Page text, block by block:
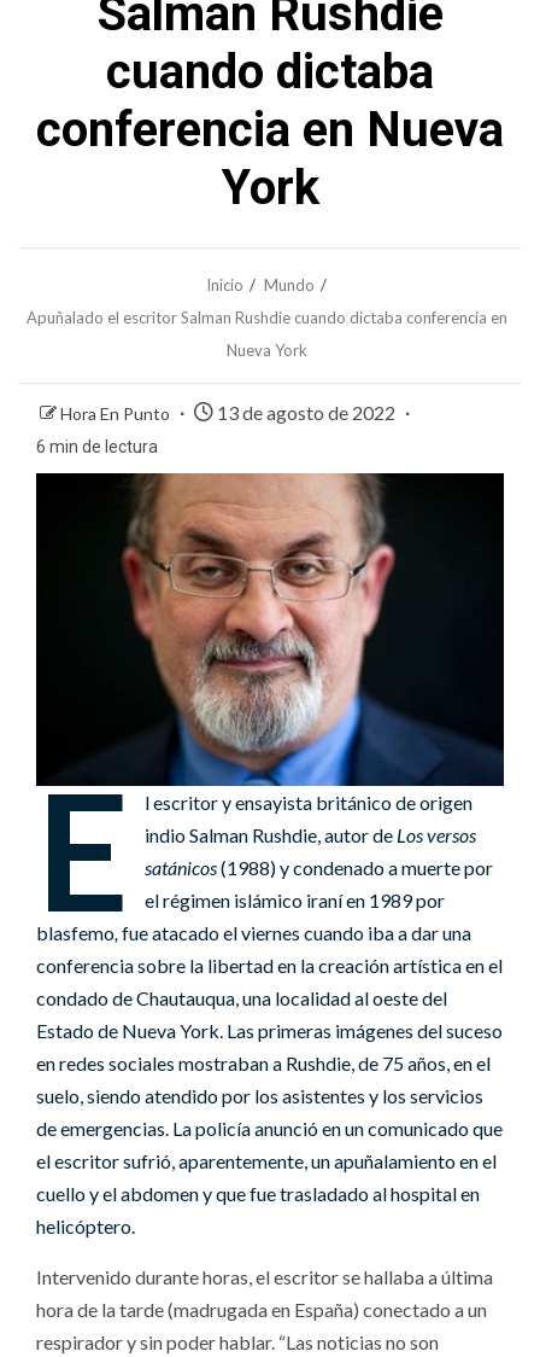
Salman Rushdie
cuando dictaba
conferencia en Nueva
York
Inicio
Mundo
Apuñalado el escritor Salman Rushdie cuando dictaba conferencia en
Nueva York
Hora En Punto 13 de agosto de 2022
6 min de lectura
E
l escritor y ensayista británico de origen
indio Salman Rushdie, autor de Los versos
satánicos(1988) y condenado a muerte por
el régimen islámico iraní en 1989 por
blasfemo,fue atacado el viernes cuando iba a dar una
conferencia sobre la libertad en la creación artística en el
condado de Chautauqua, una localidad al oeste del
Estado de Nueva York. Las primeras imágenes del suceso
en redes sociales mostraban a Rushdie, de 75 años, en el
suelo, siendo atendido por los asistentes y los servicios
de emergencias. La policía anunció en un comunicado que
el escritor sufrió, aparentemente, un apuñalamiento en el
cuello y el abdomen y que fue trasladado al hospital en
helicóptero.
Intervenido durante horas, el escritor se hallaba a última
hora de la tarde (madrugada en España) conectado a un
respirador y sin poder hablar. “Las noticias no son